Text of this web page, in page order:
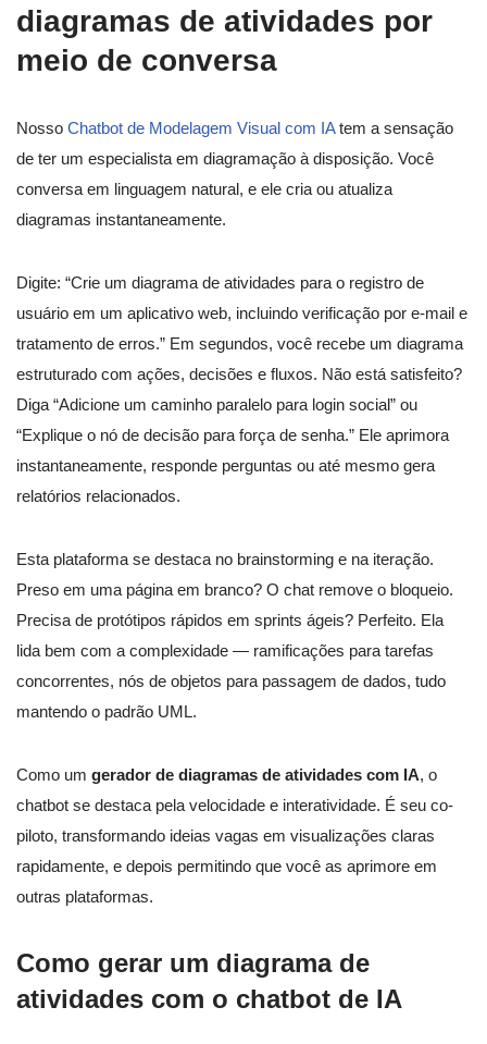
diagramas de atividades por
meio de conversa
Nosso Chatbot de Modelagem Visual com IAtem a sensação
de ter um especialista em diagramação à disposição. Você
conversa em linguagem natural, e ele cria ou atualiza
diagramas instantaneamente.
Digite: “Crie um diagrama de atividades para o registro de
usuário em um aplicativo web, incluindo verificação por e-mail e
tratamento de erros.” Em segundos, você recebe um diagrama
estruturado com ações, decisões e fluxos. Não está satisfeito?
Diga “Adicione um caminho paralelo para login social” ou
“Explique o nó de decisão para força de senha.” Ele aprimora
instantaneamente, responde perguntas ou até mesmo gera
relatórios relacionados.
Esta plataforma se destaca no brainstorming e na iteração.
Preso em uma página em branco? O chat remove o bloqueio.
Precisa de protótipos rápidos em sprints ágeis? Perfeito. Ela
lida bem com a complexidade — ramificações para tarefas
concorrentes, nós de objetos para passagem de dados, tudo
mantendo o padrão UML.
Como um gerador de diagramas de atividades com IA, o
chatbot se destaca pela velocidade e interatividade. É seu co-
piloto, transformando ideias vagas em visualizações claras
rapidamente, e depois permitindo que você as aprimore em
outras plataformas.
Como gerar um diagrama de
atividades com o chatbot de IA